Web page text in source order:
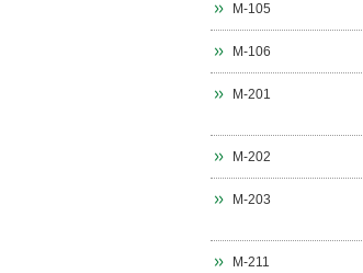
M-105
M-106
M-201
M-202
M-203
M-211